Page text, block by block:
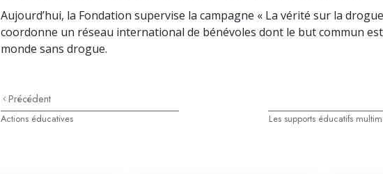
Aujourd’hui, la Fondation supervise la campagne « La vérité sur la drogue
coordonne un réseau international de bénévoles dont le but commun
monde sans drogue.
Précédent
Actions éducatives Les supports éducatifs